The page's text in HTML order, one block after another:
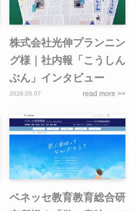
株式会社光伸プランニン
グ様｜社内報「こうしん
ぶん」インタビュー
2026.05.07
ベネッセ教育教育総合研